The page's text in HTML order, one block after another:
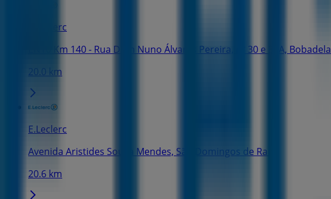
E.Leclerc
EN10 Km 140 - Rua Dom Nuno Álvares Pereira, nº 30 e 30A, Bobadela
20.0 km
E.Leclerc
Avenida Aristides Sousa Mendes, São Domingos de Rana
20.6 km